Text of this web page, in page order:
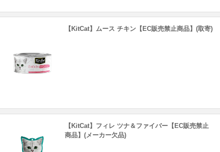
【KitCat】ムース チキン【EC販売禁止商品】(取寄)
【KitCat】フィレ ツナ＆ファイバー【EC販売禁止
商品】(メーカー欠品)